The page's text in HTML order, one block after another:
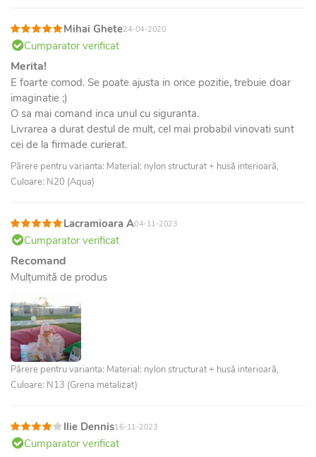
Mihai Ghete24-04-2020
Cumparator verificat
Merita!
E foarte comod. Se poate ajusta in orice pozitie, trebuie doar
imaginatie ;)
O sa mai comand inca unul cu siguranta.
Livrarea a durat destul de mult, cel mai probabil vinovati sunt
cei de la firmade curierat.
Părere pentru varianta: Material: nylon structurat + husă interioară,
Culoare: N20 (Aqua)
Lacramioara A04-11-2023
Cumparator verificat
Recomand
Mulțumită de produs
Părere pentru varianta: Material: nylon structurat + husă interioară,
Culoare: N13 (Grena metalizat)
Ilie Dennis16-11-2023
Cumparator verificat